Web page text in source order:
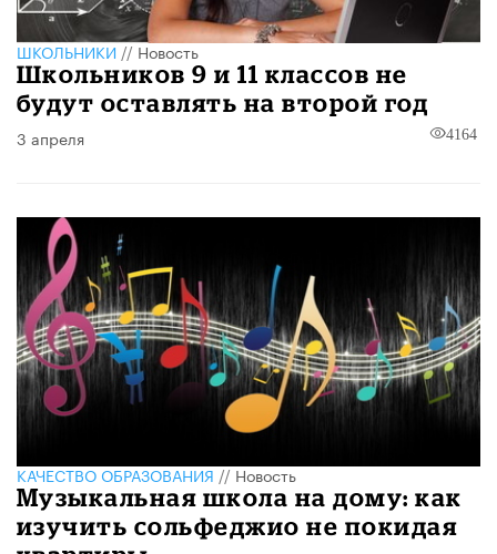
ШКОЛЬНИКИ//Новость
Школьников 9 и 11 классов не
будут оставлять на второй год
3 апреля 4164
КАЧЕСТВО ОБРАЗОВАНИЯ//Новость
Музыкальная школа на дому: как
изучить сольфеджио не покидая